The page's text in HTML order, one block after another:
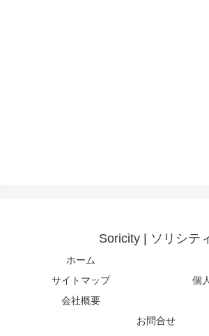
Soricity | ソリシテ
ホーム
サイトマップ
個
会社概要
お問合せ